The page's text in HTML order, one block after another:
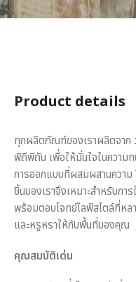
Product details
ทุกผลิตภัณฑ์ของเราผลิตจาก
พิถีพิถัน เพื่อให้มั่นใจในความท
การออกแบบที่ผสมผสานความ
ชิ้นของเราจึงเหมาะสำหรับก
พร้อมตอบโจทย์ไลฟ์สไตล์ที่หล
และหรูหราให้กับพื้นที่ของคุณ
คุณสมบัติเด่น